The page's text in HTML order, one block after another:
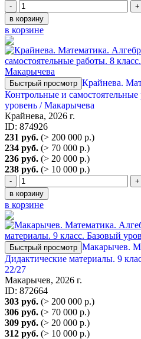
-
+
в корзину
в корзине
Быстрый просмотр Крайнева.
Контрольные и
уровень / Макарычева
Крайнева, 2026 г.
ID: 874926
231 руб. (> 200 000 р.)
234 руб. (> 70 000 р.)
236 руб. (> 20 000 р.)
238 руб. (> 10 000 р.)
-
+
в корзину
в корзине
Быстрый просмотр Макарычев.
Дидактические материалы. 9
22/27
Макарычев, 2026 г.
ID: 872664
303 руб. (> 200 000 р.)
306 руб. (> 70 000 р.)
309 руб. (> 20 000 р.)
312 руб. (> 10 000 р.)